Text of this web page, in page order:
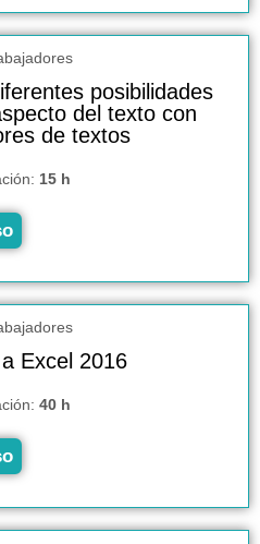
posibilidades
del texto con
de textos
15 h
Excel 2016
40 h